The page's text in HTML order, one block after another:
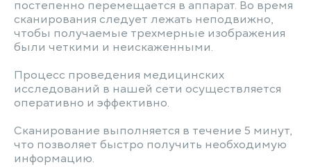
постепенно перемещается в аппарат. Во время
сканирования следует лежать неподвижно,
чтобы получаемые трехмерные изображения
были четкими и неискаженными.
Процесс проведения медицинских
исследований в нашей сети осуществляется
оперативно и эффективно.
Сканирование выполняется в течение 5 минут,
что позволяет быстро получить необходимую
информацию.